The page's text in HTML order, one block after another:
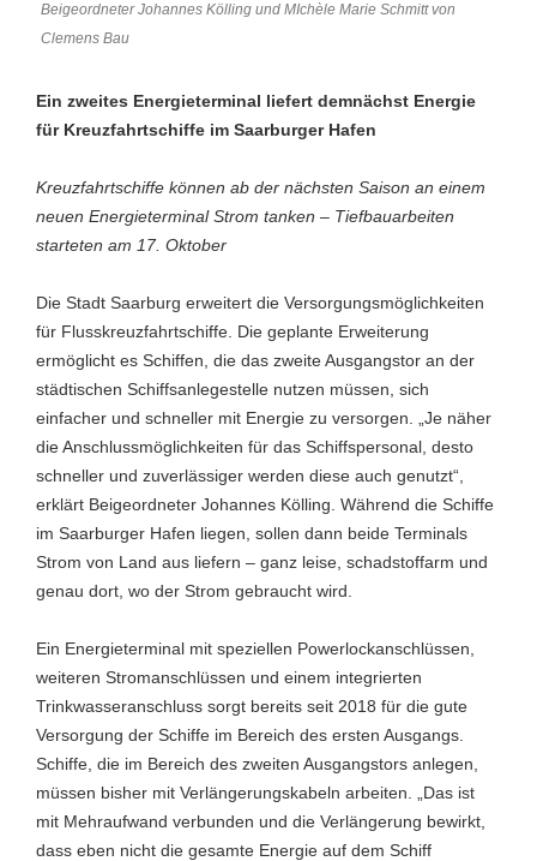
Beigeordneter Johannes Kölling und MIchèle Marie Schmitt von
Clemens Bau
Ein zweites Energieterminal liefert demnächst Energie
für Kreuzfahrtschiffe im Saarburger Hafen
Kreuzfahrtschiffe können ab der nächsten Saison an einem
neuen Energieterminal Strom tanken – Tiefbauarbeiten
starteten am 17. Oktober
Die Stadt Saarburg erweitert die Versorgungsmöglichkeiten
für Flusskreuzfahrtschiffe. Die geplante Erweiterung
ermöglicht es Schiffen, die das zweite Ausgangstor an der
städtischen Schiffsanlegestelle nutzen müssen, sich
einfacher und schneller mit Energie zu versorgen. „Je näher
die Anschlussmöglichkeiten für das Schiffspersonal, desto
schneller und zuverlässiger werden diese auch genutzt“,
erklärt Beigeordneter Johannes Kölling. Während die Schiffe
im Saarburger Hafen liegen, sollen dann beide Terminals
Strom von Land aus liefern – ganz leise, schadstoffarm und
genau dort, wo der Strom gebraucht wird.
Ein Energieterminal mit speziellen Powerlockanschlüssen,
weiteren Stromanschlüssen und einem integrierten
Trinkwasseranschluss sorgt bereits seit 2018 für die gute
Versorgung der Schiffe im Bereich des ersten Ausgangs.
Schiffe, die im Bereich des zweiten Ausgangstors anlegen,
müssen bisher mit Verlängerungskabeln arbeiten. „Das ist
mit Mehraufwand verbunden und die Verlängerung bewirkt,
dass eben nicht die gesamte Energie auf dem Schiff